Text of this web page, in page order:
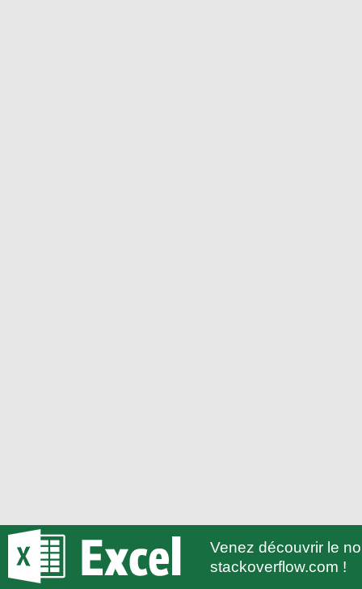
Venez découvrir le
stackoverflow.com !